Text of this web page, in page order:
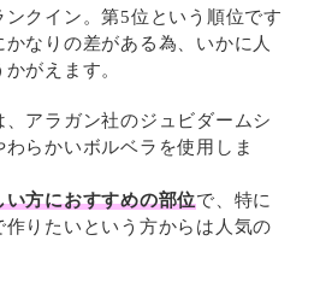
クイン。第5位という順位です
なりの差がある為、いかに人
がえます。
アラガン社のジュビダームシ
らかいボルベラを使用しま
方におすすめの部位で、特に
作りたいという方からは人気の